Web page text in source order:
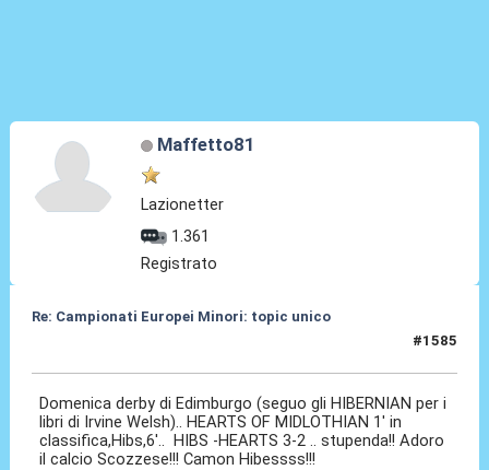
Maffetto81
Lazionetter
1.361
Registrato
Re: Campionati Europei Minori: topic unico
#1585
Domenica derby di Edimburgo (seguo gli HIBERNIAN per i
libri di Irvine Welsh).. HEARTS OF MIDLOTHIAN 1' in
classifica,Hibs,6'.. HIBS -HEARTS 3-2 .. stupenda!! Adoro
il calcio Scozzese!!! Camon Hibessss!!!